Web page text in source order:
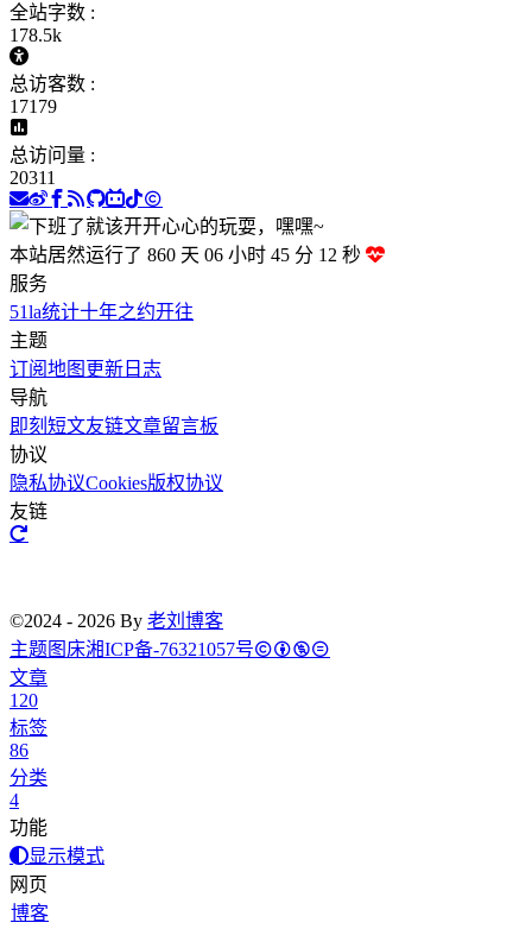
全站字数 :
178.5k
总访客数 :
17179
总访问量 :
20311
本站居然运行了 860 天 06 小时 45 分 12 秒
服务
51la统计十年之约开往
主题
订阅地图 更新日志
导航
即刻短文友链文章留言板
协议
隐私协议Cookies版权协议
友链
©2024 - 2026 By 老刘博客
主题 图床湘ICP备-76321057号
文章
120
标签
86
分类
4
功能
显示模式
网页
博客